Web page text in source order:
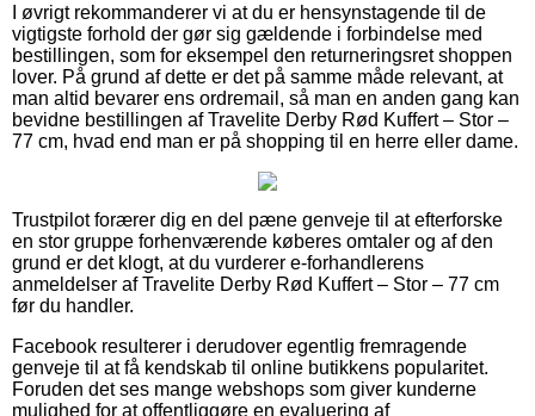
I øvrigt rekommanderer vi at du er hensynstagende til de
vigtigste forhold der gør sig gældende i forbindelse med
bestillingen, som for eksempel den returneringsret shoppen
lover. På grund af dette er det på samme måde relevant, at
man altid bevarer ens ordremail, så man en anden gang kan
bevidne bestillingen af Travelite Derby Rød Kuffert – Stor –
77 cm, hvad end man er på shopping til en herre eller dame.
Trustpilot forærer dig en del pæne genveje til at efterforske
en stor gruppe forhenværende køberes omtaler og af den
grund er det klogt, at du vurderer e-forhandlerens
anmeldelser af Travelite Derby Rød Kuffert – Stor – 77 cm
før du handler.
Facebook resulterer i derudover egentlig fremragende
genveje til at få kendskab til online butikkens popularitet.
Foruden det ses mange webshops som giver kunderne
mulighed for at offentliggøre en evaluering af